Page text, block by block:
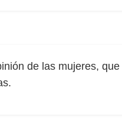
de las mujeres,